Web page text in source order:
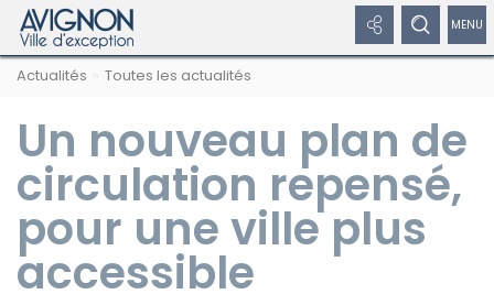
Afficher
formulaire
de
recherche
Rechercher
sur
Afficher
réseaux
sociaux
Nous
suivre
les
réseaux
sociaux
Masquer
liens
Navigation
par
d'Ariane
Actualités Toutes les actualités
Un nouveau plan de
circulation repensé,
pour une ville plus
accessible
Panneau de gestion des cookies